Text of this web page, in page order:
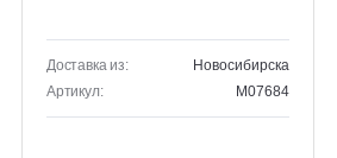
Доставка из:
Новосибирска
Артикул:
M07684